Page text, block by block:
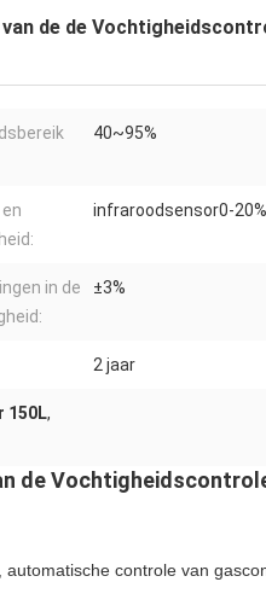
van de de
40~95%
infraroodsensor0-20%
in de
±3%
2 jaar
150L,
de
controle van